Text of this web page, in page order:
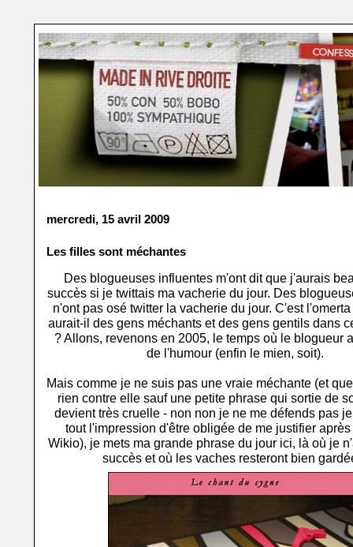
mercredi, 15 avril 2009
Les filles sont méchantes
Des blogueuses influentes m'ont dit que j'aurais
succès si je twittais ma vacherie du jour. Des
n'ont pas osé twitter la vacherie du jour. C'est
aurait-il des gens méchants et des gens gentils dans
? Allons, revenons en 2005, le temps où le blogueur
de l'humour (enfin le mien, soit).
Mais comme je ne suis pas une vraie méchante (et
rien contre elle sauf une petite phrase qui sortie de
devient très cruelle - non non je ne me défends pas
tout l'impression d'être obligée de me justifier
Wikio), je mets ma grande phrase du jour ici, là où je
succès et où les vaches resteront bien